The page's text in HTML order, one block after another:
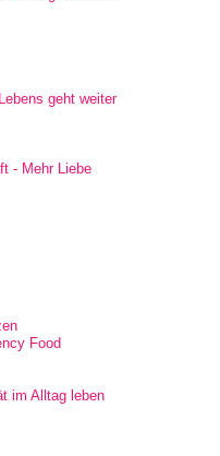
geht weiter
- Mehr Liebe
Food
im Alltag leben